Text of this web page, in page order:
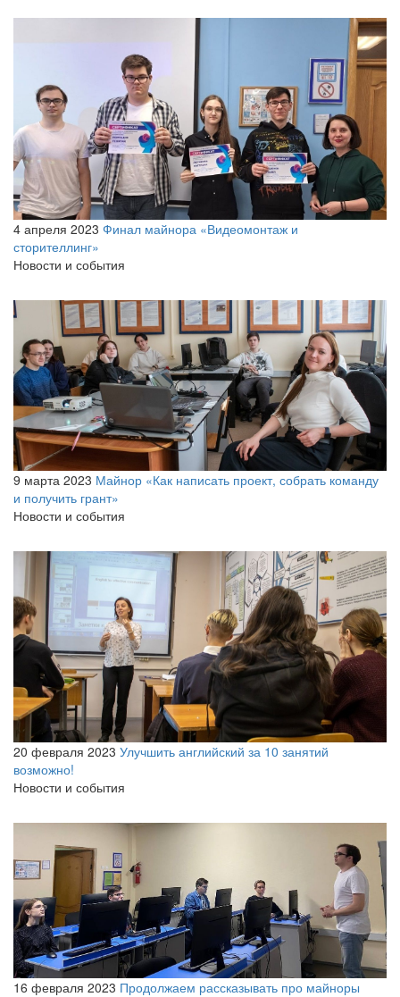
4 апреля 2023 Финал майнора «Видеомонтаж и
сторителлинг»
Новости и события
9 марта 2023 Майнор «Как написать проект, собрать команду
и получить грант»
Новости и события
20 февраля 2023 Улучшить английский за 10 занятий
возможно!
Новости и события
16 февраля 2023 Продолжаем рассказывать про майноры